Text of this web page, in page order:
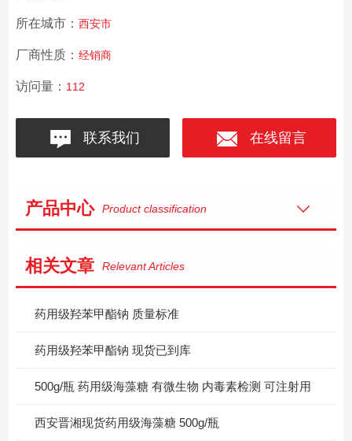
所在城市： 西安市
厂商性质： 经销商
访问量： 112
联系我们 在线留言
产品中心 Product classification
相关文章 Relevant Articles
药用级羟苯甲酯钠 质量标准
药用级羟苯甲酯钠 现货已到库
500g/瓶 药用级海藻糖 有微生物 内毒素检测 可注射用
西安晋湘现货药用级海藻糖 500g/瓶